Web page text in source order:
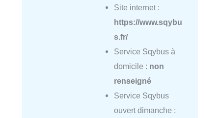
Site internet :
https://www.sqybu
s.fr/
Service Sqybus à
domicile : non
renseigné
Service Sqybus
ouvert dimanche :